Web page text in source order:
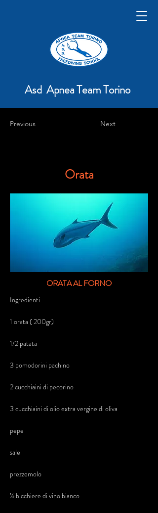
Asd Apnea Team Torino
Previous Next
Orata
ORATA AL FORNO
Ingredienti
1 orata ( 200gr)
1/2 patata
3 pomodorini pachino
2 cucchiaini di pecorino
3 cucchiaini di olio extra vergine di oliva
pepe
sale
prezzemolo
½ bicchiere di vino bianco